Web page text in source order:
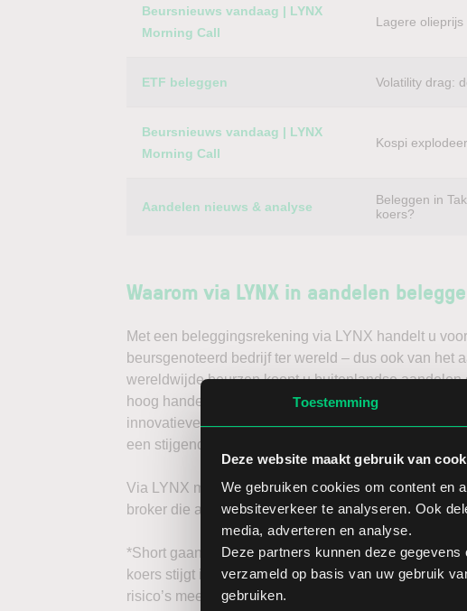
Toestemming
Deze website maakt gebruik van
We gebruiken cookies om content en
websiteverkeer te analyseren. Ook
media, adverteren en analyse.
Deze partners kunnen deze
verzameld op basis van uw gebruik
gebruiken.
Beursnieuws vandaag | LYNX
Morning Call
Lagere
ETF beleggen Volatility drag:
Beursnieuws vandaag | LYNX
Morning Call
Kospi
Aandelen nieuws & analyse
Beleggen in
koers?
Waarom via LYNX in aandelen
Met een beleggingsrekening via LYNX handelt u
beursgenoteerd bedrijf ter wereld – dus ook van het
wereldwijde beurzen koopt u buitenlandse
hoog handelsvolume en een lage spread. Handelen
innovatieve trading tools, waarmee u direct gedegen
een stijgende koers door long te gaan, of verwacht u
Via LYNX maakt u de volgende stap in beleggen.
broker die aandelenbeleggers serieus neemt.
*Short gaan in bijvoorbeeld het aandeel Rio Tinto
koers stijgt in plaats van daalt, kunnen de verliezen
risico’s mee te wegen in uw beleggingsbeslissing